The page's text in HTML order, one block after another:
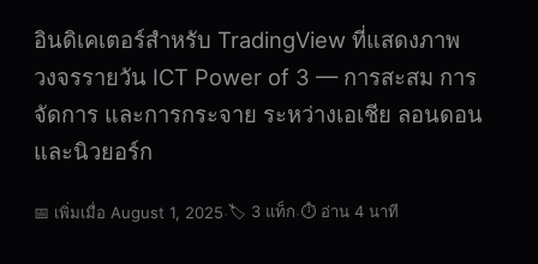
อินดิเคเตอร์สำหรับ TradingView ที่แสดงภาพ
วงจรรายวัน ICT Power of 3 — การสะสม การ
จัดการ และการกระจาย ระหว่างเอเชีย ลอนดอน
และนิวยอร์ก
📅 เพิ่มเมื่อ August 1, 2025·🏷️ 3 แท็ก·⏱️ อ่าน 4 นาที